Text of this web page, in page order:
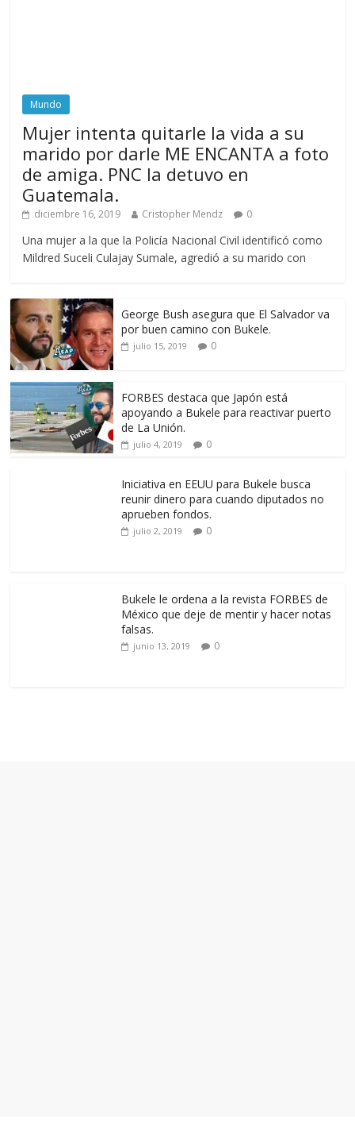
Mundo
Mujer intenta quitarle la vida a su
marido por darle ME ENCANTA a foto
de amiga. PNC la detuvo en
Guatemala.
diciembre 16, 2019 Cristopher Mendz 0
Una mujer a la que la Policía Nacional Civil identificó como
Mildred Suceli Culajay Sumale, agredió a su marido con
George Bush asegura que El Salvador va
por buen camino con Bukele.
julio 15, 2019 0
FORBES destaca que Japón está
apoyando a Bukele para reactivar puerto
de La Unión.
julio 4, 2019 0
Iniciativa en EEUU para Bukele busca
reunir dinero para cuando diputados no
aprueben fondos.
julio 2, 2019 0
Bukele le ordena a la revista FORBES de
México que deje de mentir y hacer notas
falsas.
junio 13, 2019 0